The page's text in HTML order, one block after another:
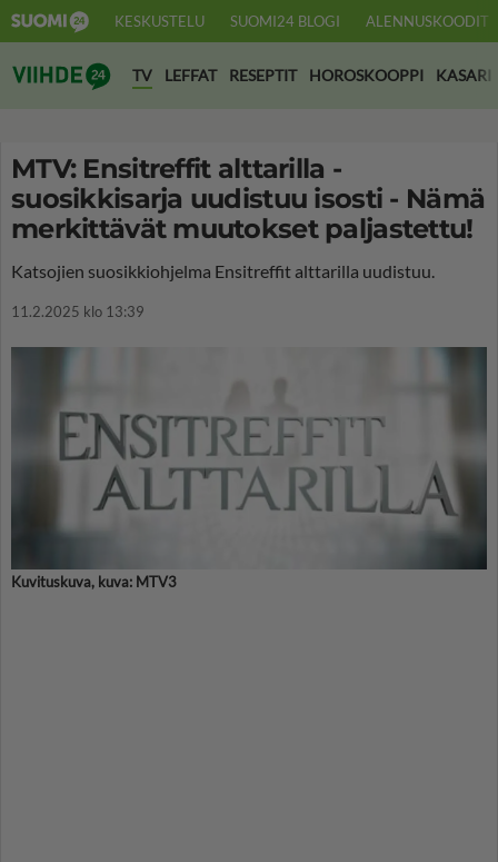
KESKUSTELU SUOMI24 BLOGI ALENNUSKOODIT
Suomi24 Viihde
TV LEFFAT RESEPTIT HOROSKOOPPI KASARI
MTV: Ensitreffit alttarilla -
suosikkisarja uudistuu isosti - Nämä
merkittävät muutokset paljastettu!
Katsojien suosikkiohjelma Ensitreffit alttarilla uudistuu.
11.2.2025 klo 13:39
Kuvituskuva, kuva: MTV3